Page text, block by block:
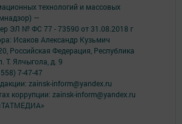
технологий и массовых
—
ЭЛ № ФС 77 - 73590 от 31.08.2018 г
Исаков Александр Кузьмич
Российская Федерация, Республика
Т. Ялчыгола, д. 9
7-47-47
zainsk-inform@yandex.ru
коррупции: zainsk-inform@yandex.ru